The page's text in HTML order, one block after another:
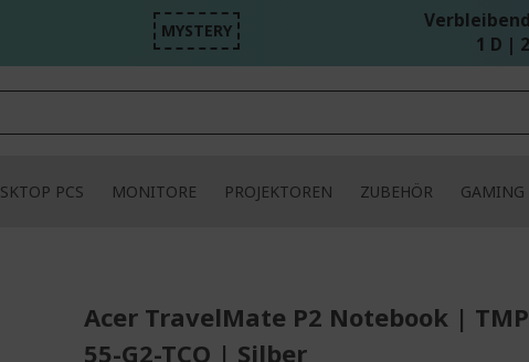
MYSTERY
1 D |
PCS MONITORE PROJEKTOREN ZUBEHÖR GAMING
Acer TravelMate P2 Notebook |
55-G2-TCO | Silber